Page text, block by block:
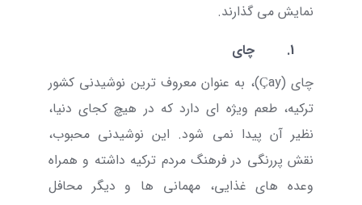
نمایش می گذارند.
1.
چای
چای (Çay)، به عنوان معروف ترین نوشیدنی کشور
ترکیه، طعم ویژه ای دارد که در هیچ کجای دنیا،
نظیر آن پیدا نمی شود. این نوشیدنی محبوب،
نقش پررنگی در فرهنگ مردم ترکیه داشته و همراه
وعده های غذایی، مهمانی ها و دیگر محافل